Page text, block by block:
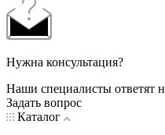
Нужна консультация?
Наши специалисты ответят
Задать вопрос
Каталог